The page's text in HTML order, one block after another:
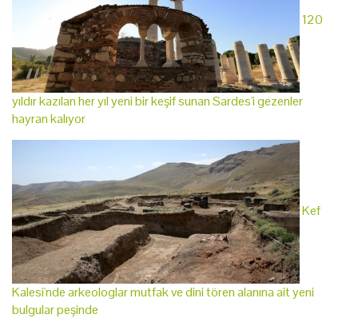
120
yıldır kazılan her yıl yeni bir keşif sunan Sardes'i gezenler
hayran kalıyor
Kef
Kalesi'nde arkeologlar mutfak ve dini tören alanına ait yeni
bulgular peşinde